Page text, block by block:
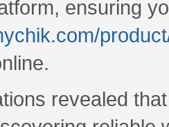
ensuring
revealed